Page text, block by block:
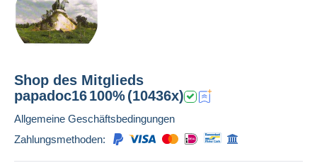
Shop des Mitglieds
papadoc16100%(10436x)
Allgemeine Geschäftsbedingungen
Zahlungsmethoden: